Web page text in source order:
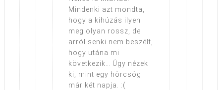
Mindenki azt mondta,
hogy a kihúzás ilyen
meg olyan rossz, de
arról senki nem beszélt,
hogy utána mi
következik… Úgy nézek
ki, mint egy hörcsög
már két napja. :(